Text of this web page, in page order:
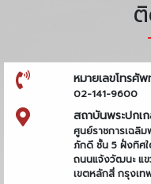
หมายเลขโทรศั
02-141-9600
สถาบันพระปกเ
ศูนย์ราชการเฉลิ
ภักดี ชั้น 5 ฝั่งทิศ
ถนนแจ้งวัฒนะ แ
เขตหลักสี่ กรุงเท